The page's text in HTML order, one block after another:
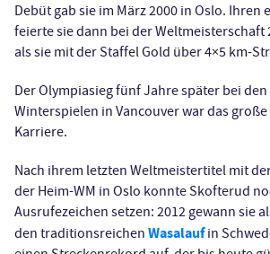
Debüt gab sie im März 2000 in Oslo. Ihren
feierte sie dann bei der Weltmeisterschaft
als sie mit der Staffel Gold über 4×5 km-
Der Olympiasieg fünf Jahre später bei
Winterspielen in Vancouver war das
Karriere.
Nach ihrem letzten Weltmeistertitel mit
der Heim-WM in Oslo konnte Skofterud
Ausrufezeichen setzen: 2012 gewann sie
den traditionsreichen Wasalaufin